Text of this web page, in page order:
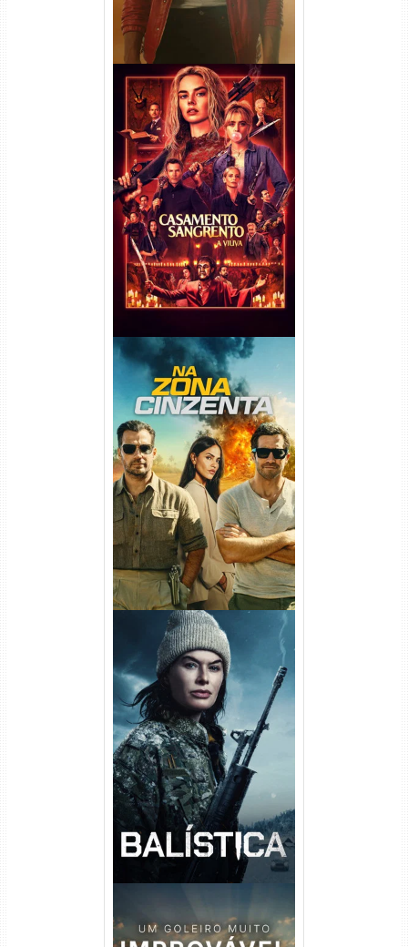
Casamento Sangrento: A
Viúva Torrent (2026) WEB-DL
720p/1080p/4K Dual Áudio
Na Zona Cinzenta Torrent
(2026) WEB-DL 1080p/4K
Dual Áudio
Balística Torrent (2025) WEB-
DL 1080p Dual Áudio